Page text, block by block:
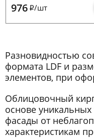
976 i/шт
Разновидностью
формата LDF и
элементов, при
Облицовочный
основе
фасады от
характеристикам